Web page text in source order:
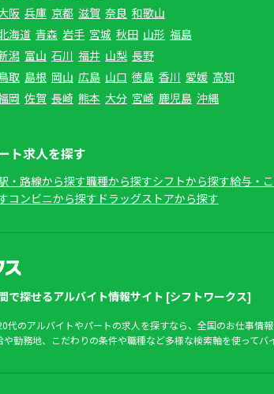
阪 兵庫 京都 滋賀 奈良 和歌山
海道 青森 岩手 宮城 秋田 山形 福島
潟 富山 石川 福井 山梨 長野
取 島根 岡山 広島 山口 徳島 香川 愛媛 高知
岡 佐賀 長崎 熊本 大分 宮崎 鹿児島 沖縄
ト求人を探す
・路線から探す職種から探すシフトから探す給与・
コンビニから探す ドラッグストアから探す
で探せるアルバイト情報サイト [シフトワークス]
代のアルバイトやパートの求人を探すなら、全国のお仕事
勤務地、こだわりの条件や職種など多様な検索軸を使って